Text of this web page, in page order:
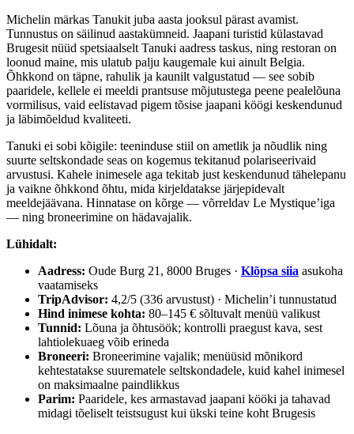
Michelin märkas Tanukit juba aasta jooksul pärast avamist.
Tunnustus on säilinud aastakümneid. Jaapani turistid külastavad
Brugesit nüüd spetsiaalselt Tanuki aadress taskus, ning restoran on
loonud maine, mis ulatub palju kaugemale kui ainult Belgia.
Õhkkond on täpne, rahulik ja kaunilt valgustatud — see sobib
paaridele, kellele ei meeldi prantsuse mõjutustega peene pealelõuna
vormilisus, vaid eelistavad pigem tõsise jaapani köögi keskendunud
ja läbimõeldud kvaliteeti.
Tanuki ei sobi kõigile: teeninduse stiil on ametlik ja nõudlik ning
suurte seltskondade seas on kogemus tekitanud polariseerivaid
arvustusi. Kahele inimesele aga tekitab just keskendunud tähelepanu
ja vaikne õhkkond õhtu, mida kirjeldatakse järjepidevalt
meeldejäävana. Hinnatase on kõrge — võrreldav Le Mystique’iga
— ning broneerimine on hädavajalik.
Lühidalt:
Aadress: Oude Burg 21, 8000 Bruges · Klõpsa siia asukoha
vaatamiseks
TripAdvisor: 4,2/5 (336 arvustust) · Michelin’i tunnustatud
Hind inimese kohta: 80–145 € sõltuvalt menüü valikust
Tunnid: Lõuna ja õhtusöök; kontrolli praegust kava, sest
lahtiolekuaeg võib erineda
Broneeri: Broneerimine vajalik; menüüsid mõnikord
kehtestatakse suurematele seltskondadele, kuid kahel inimesel
on maksimaalne paindlikkus
Parim: Paaridele, kes armastavad jaapani kööki ja tahavad
midagi tõeliselt teistsugust kui ükski teine koht Brugesis